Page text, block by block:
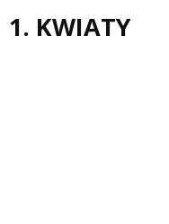
1. KWIATY